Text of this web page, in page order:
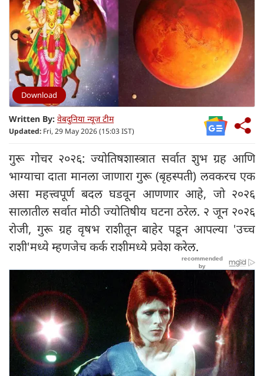
Download
Written By: वेबदुनिया न्यूज टीम
Updated: Fri, 29 May 2026 (15:03 IST)
गुरू गोचर २०२६: ज्योतिषशास्त्रात सर्वात शुभ ग्रह आणि
भाग्याचा दाता मानला जाणारा गुरू (बृहस्पती) लवकरच एक
असा महत्त्वपूर्ण बदल घडवून आणणार आहे, जो २०२६
सालातील सर्वात मोठी ज्योतिषीय घटना ठरेल. २ जून २०२६
रोजी, गुरू ग्रह वृषभ राशीतून बाहेर पडून आपल्या 'उच्च
राशी'मध्ये म्हणजेच कर्क राशीमध्ये प्रवेश करेल.